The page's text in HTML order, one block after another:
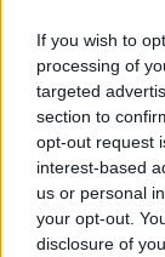
If you wish to
processing of
targeted
section to
opt-out request
interest-based
us or personal
your opt-out.
disclosure of